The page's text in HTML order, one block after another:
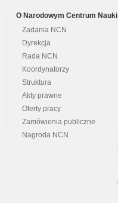
O Narodowym Centrum Nauki
Zadania NCN
Dyrekcja
Rada NCN
Koordynatorzy
Struktura
Akty prawne
Oferty pracy
Zamówienia publiczne
Nagroda NCN